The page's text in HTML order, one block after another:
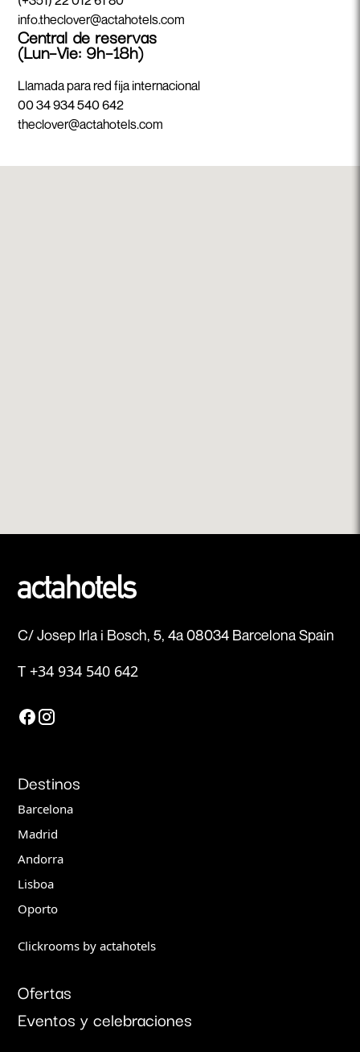
info.theclover@actahotels.com
Central de reservas
(Lun–Vie: 9h–18h)
Llamada para red fija internacional
00 34 934 540 642
theclover@actahotels.com
C/ Josep Irla i Bosch, 5, 4a 08034 Barcelona Spain
T +34 934 540 642
Destinos
Barcelona
Madrid
Andorra
Lisboa
Oporto
Clickrooms by actahotels
Ofertas
Eventos y celebraciones